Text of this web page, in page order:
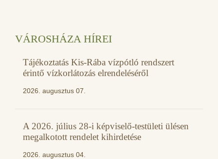
VÁROSHÁZA HÍREI
Tájékoztatás Kis-Rába vízpótló rendszert
érintő vízkorlátozás elrendeléséről
2026. augusztus 07.
A 2026. július 28-i képviselő-testületi ülésen
megalkotott rendelet kihirdetése
2026. augusztus 04.